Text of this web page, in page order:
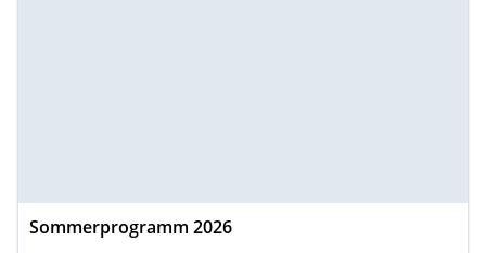
Sommerprogramm 2026